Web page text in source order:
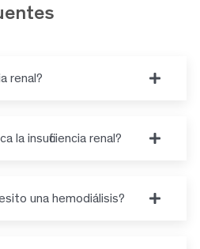
renal?
la insuficiencia renal?
una hemodiálisis?